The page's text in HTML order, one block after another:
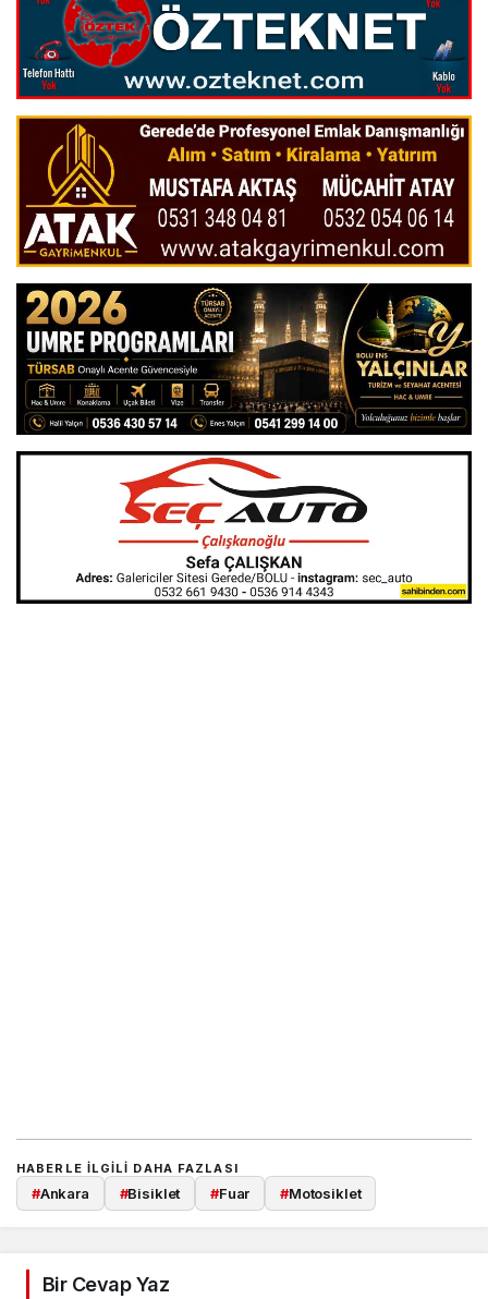
HABERLE ILGILI DAHA FAZLASI
#Ankara #Bisiklet #Fuar #Motosiklet
Bir Cevap Yaz